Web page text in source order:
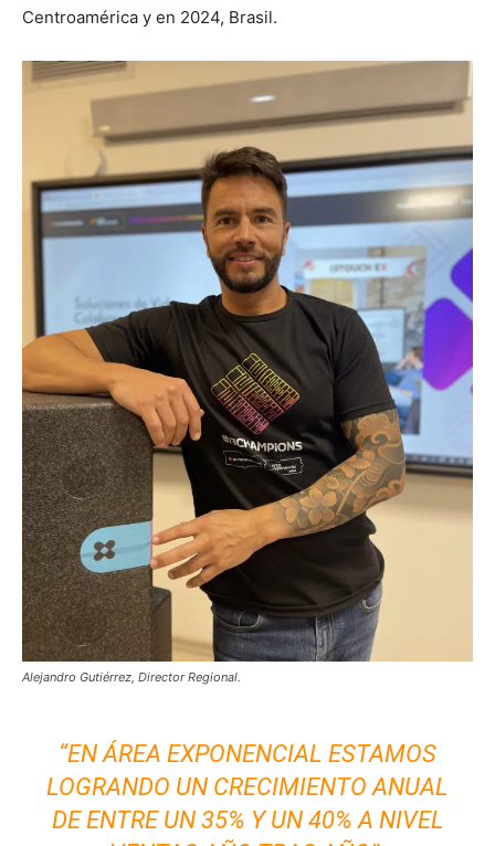
Centroamérica y en 2024, Brasil.
Alejandro Gutiérrez, Director Regional.
“EN ÁREA EXPONENCIAL ESTAMOS
LOGRANDO UN CRECIMIENTO ANUAL
DE ENTRE UN 35% Y UN 40% A NIVEL